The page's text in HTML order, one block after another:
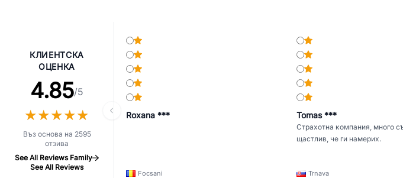
КЛИЕНТСКА
ОЦЕНКА
4.85/5
★★★★★
★★★★★
Въз основа на 2595
отзива
See All Reviews Family
See All Reviews
Roxana ***
Focsani
Tomas ***
Страхотна компания, много
щастлив, че ги намерих.
Trnava